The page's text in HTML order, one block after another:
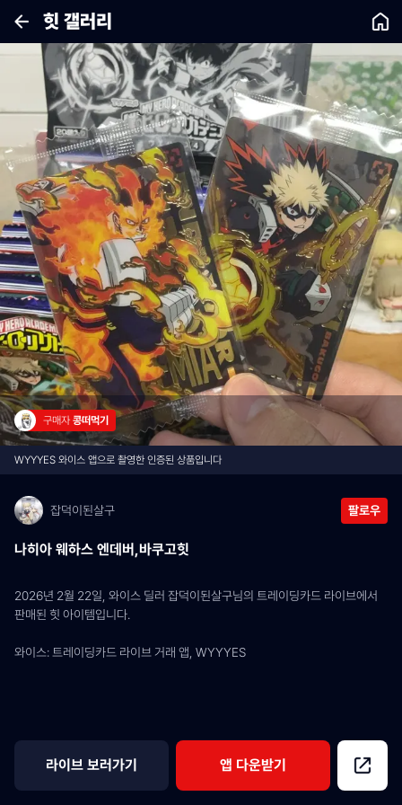
힛 갤러리
구매자 콩떠먹기
WYYYES 와이스 앱으로 촬영한 인증된 상품입니다
잡덕이된살구 팔로우
나히아 웨하스 엔데버,바쿠고힛
2026년 2월 22일, 와이스 딜러 잡덕이된살구님의 트레이딩카드 라이브에서
판매된 힛 아이템입니다.
와이스: 트레이딩카드 라이브 거래 앱, WYYYES
라이브 보러가기 앱 다운받기